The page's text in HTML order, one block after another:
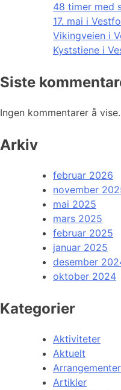
48 timer med
17. mai i
Vikingveien i
Kyststiene i
Siste
Ingen kommentarer å vise.
Arkiv
februar 2026
november
mai 2025
mars 2025
februar 2025
januar 2025
desember
oktober 2024
Kategorier
Aktiviteter
Aktuelt
Arrangementer
Artikler